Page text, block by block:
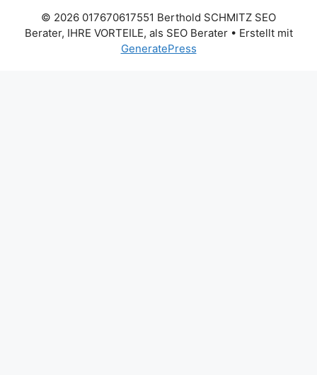
© 2026 017670617551 Berthold SCHMITZ SEO
Berater, IHRE VORTEILE, als SEO Berater• Erstellt mit
GeneratePress